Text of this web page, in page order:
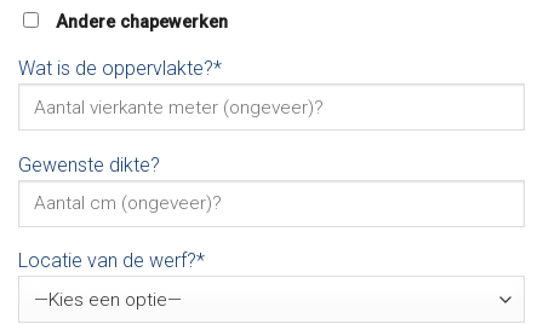
Andere chapewerken
Wat is de oppervlakte?*
Gewenste dikte?
Locatie van de werf?*